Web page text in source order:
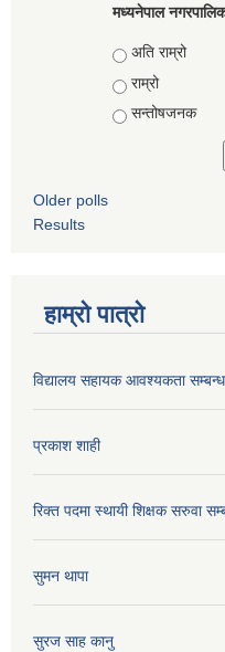
मध्यनेपाल
Choices
अति राम्रो
राम्रो
सन्तोषजनक
Older polls
Results
हाम्रो पात्रो
विद्यालय सहायक आवश्यकता
प्रकाश शाही
रिक्त पदमा स्थायी शिक्षक सरुवा
सुमन थापा
सुरज साह कानु